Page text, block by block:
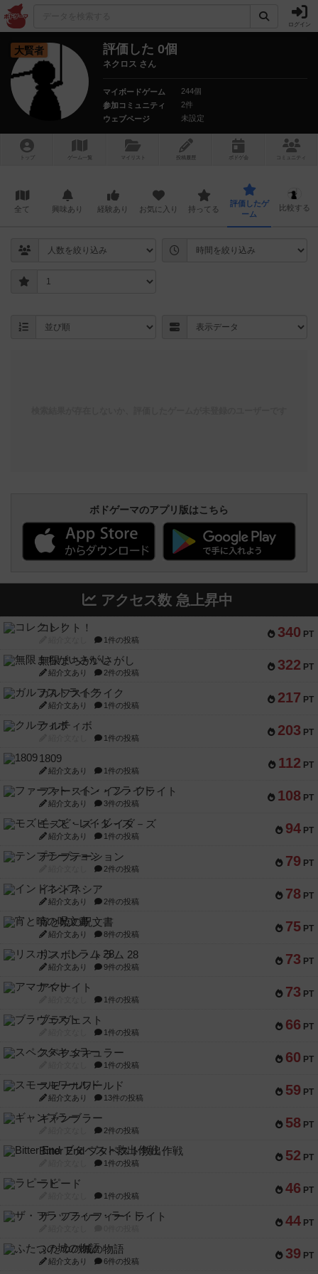
ログイン
大賢者 評価した 0個
ネクロス さん
マイボードゲーム
244個
参加コミュニティ
2件
ウェブページ
未設定
トップ ゲーム一覧 マイリスト 投稿履歴 ボ ドゲ コミュニティ
全て 興味あり 経験あり お気に入り 持ってる
評価したゲ
ーム
比較する
ボドゲーマのアプリ版はこちら
アクセス数 急上昇中
340 PT
コレクト！
1件の投稿
322 PT
無限まちがいさがし
紹介文あり 2件の投稿
217 PT
ガルフストライク
紹介文あり 1件の投稿
203 PT
クルティボ
1件の投稿
112 PT
1809
紹介文あり 1件の投稿
108 PT
ファースト・イン・フライト
紹介文あり 3件の投稿
94 PT
モズビ－ズ・レイダ－ズ
紹介文あり 1件の投稿
79 PT
テンプテーション
2件の投稿
78 PT
インドネシア
紹介文あり 2件の投稿
75 PT
宵と暁の呪文書
紹介文あり 8件の投稿
73 PT
リスボン・トラム 28
紹介文あり 9件の投稿
73 PT
アマナイト
1件の投稿
66 PT
ブラヴェスト
1件の投稿
60 PT
スペクタキュラー
1件の投稿
59 PT
スモールワールド
紹介文あり 13件の投稿
58 PT
ギャンブラー
2件の投稿
52 PT
Bitter End ブタペスト救出作戦
1件の投稿
46 PT
ラピード
1件の投稿
44 PT
ザ・フラッフィー・ライト
39 PT
ふたつの城の物語
紹介文あり 6件の投稿